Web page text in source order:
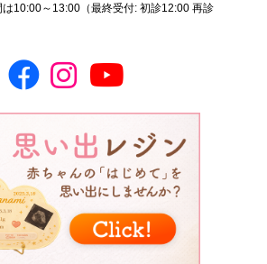
10:00～13:00（最終受付: 初診12:00 再診